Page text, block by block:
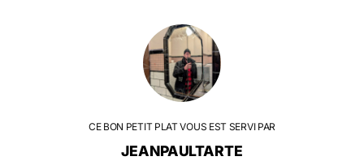
CE BON PETIT PLAT VOUS EST SERVI PAR
JEANPAULTARTE